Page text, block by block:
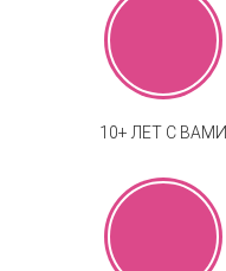
10+ ЛЕТ С ВАМИ